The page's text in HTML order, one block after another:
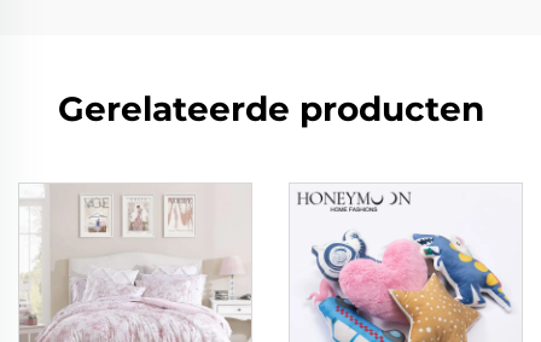
Gerelateerde producten